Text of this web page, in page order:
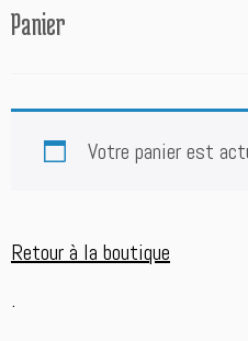
auPanier
Votre panier est
Retour à la boutique
.